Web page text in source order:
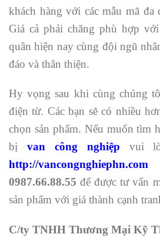
khách hàng với các mẫu mã đa
Giá cả phải chăng phù hợp
quân hiện nay cùng đội ngũ
đáo và thân thiện.
Hy vọng sau khi cùng chúng
điện từ. Các bạn sẽ có nhiều
chọn sản phẩm. Nếu muốn tìm
bị van công nghiệp
vui
http://vancongnghiephn.com
0987.66.88.55 để được tư vấn
sản phẩm với giá thành cạnh
C/ty TNHH Thương Mại Kỹ